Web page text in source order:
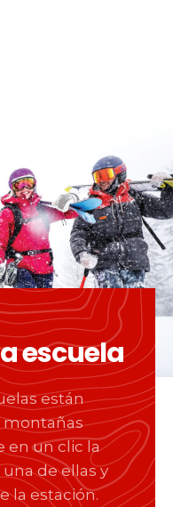
escuela
están
montañas
en un clic la
de ellas y
la estación.